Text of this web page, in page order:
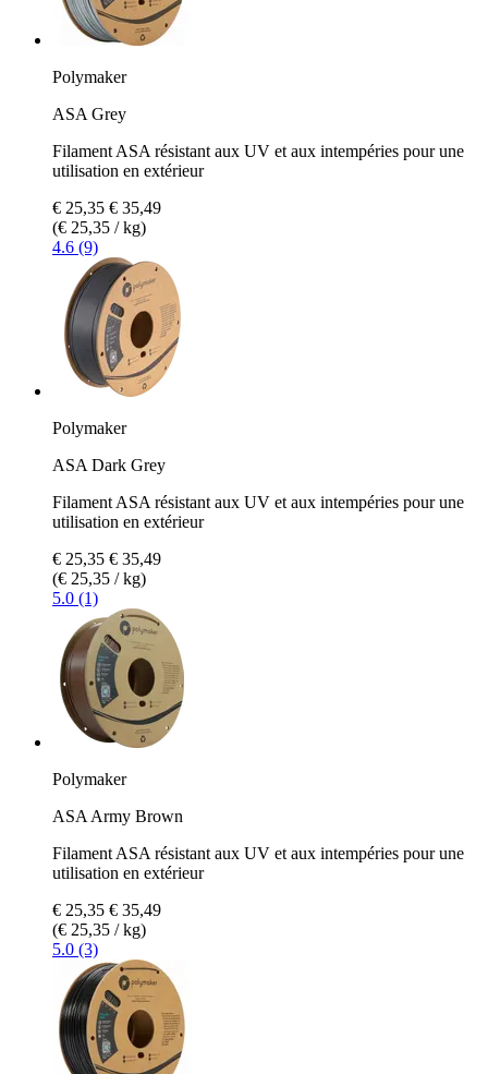
Polymaker
ASA Grey
Filament ASA résistant aux UV et aux intempéries pour une
utilisation en extérieur
€ 25,35 € 35,49
(€ 25,35 / kg)
4.6 (9)
Polymaker
ASA Dark Grey
Filament ASA résistant aux UV et aux intempéries pour une
utilisation en extérieur
€ 25,35 € 35,49
(€ 25,35 / kg)
5.0 (1)
Polymaker
ASA Army Brown
Filament ASA résistant aux UV et aux intempéries pour une
utilisation en extérieur
€ 25,35 € 35,49
(€ 25,35 / kg)
5.0 (3)